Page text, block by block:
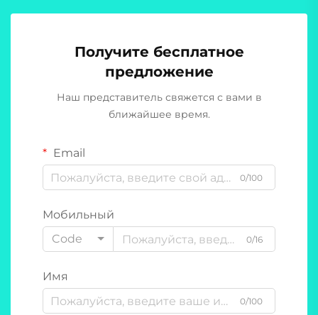
Получите бесплатное
предложение
Наш представитель свяжется с вами в
ближайшее время.
Email
0/100
Мобильный
Code
0/16
Имя
0/100